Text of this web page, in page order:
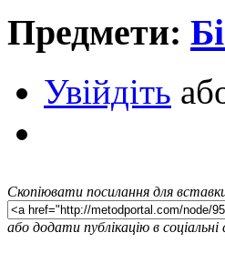
Предмети:
Увійдіть
Скопіювати посилання для
або додати публікацію в соціальні